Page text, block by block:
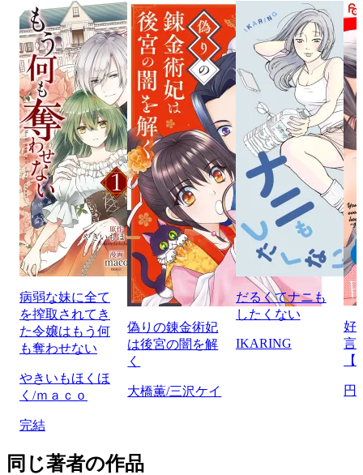
病弱な妹に全て
を搾取されてき
た令嬢はもう何
も奪わせない
やきいもほくほ
く/ｍａｃｏ
完結
偽りの錬金術妃
は後宮の闇を解
く
大橋薫/三沢ケイ
だるくてナニも
したくない
IKARING
好
言
円
同じ著者の作品